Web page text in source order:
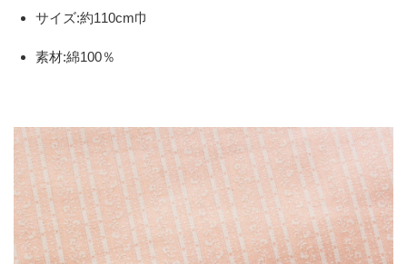
サイズ:約110cm巾
素材:綿100％